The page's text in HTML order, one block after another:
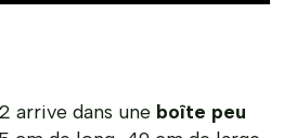
arrive dans une boîte peu